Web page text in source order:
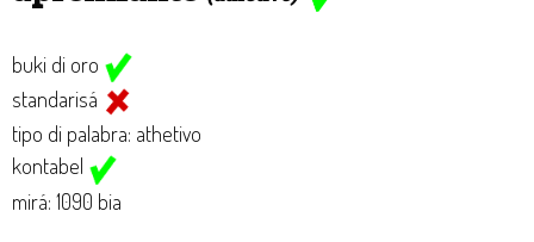
buki di oro
standarisá
tipo di palabra: athetivo
kontabel
mirá: 1090 bia